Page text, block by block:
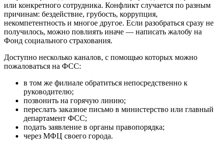
или конкретного сотрудника. Конфликт случается по разным
причинам: бездействие, грубость, коррупция,
некомпетентность и многое другое. Если разобраться сразу не
получилось, можно повлиять иначе — написать жалобу на
Фонд социального страхования.
Доступно несколько каналов, с помощью которых можно
пожаловаться на ФСС:
в том же филиале обратиться непосредственно к
руководителю;
позвонить на горячую линию;
переслать заказное письмо в министерство или главный
департамент ФСС;
подать заявление в органы правопорядка;
через МФЦ своего города.